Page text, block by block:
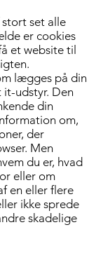
stort set alle
er cookies
et website til
lægges på din
udstyr. Den
din
om,
der
Men
du er, hvad
eller om
en eller flere
ikke sprede
skadelige